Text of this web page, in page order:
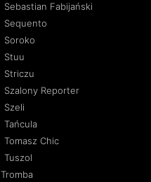
Sebastian Fabijański
Sequento
Soroko
Stuu
Striczu
Szalony Reporter
Szeli
Tańcula
Tomasz Chic
Tuszol
Tromba